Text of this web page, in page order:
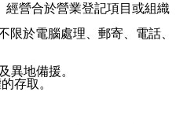
經營合於營業登記項目或組織
於電腦處理、郵寄、電話、
異地備援。
存取。